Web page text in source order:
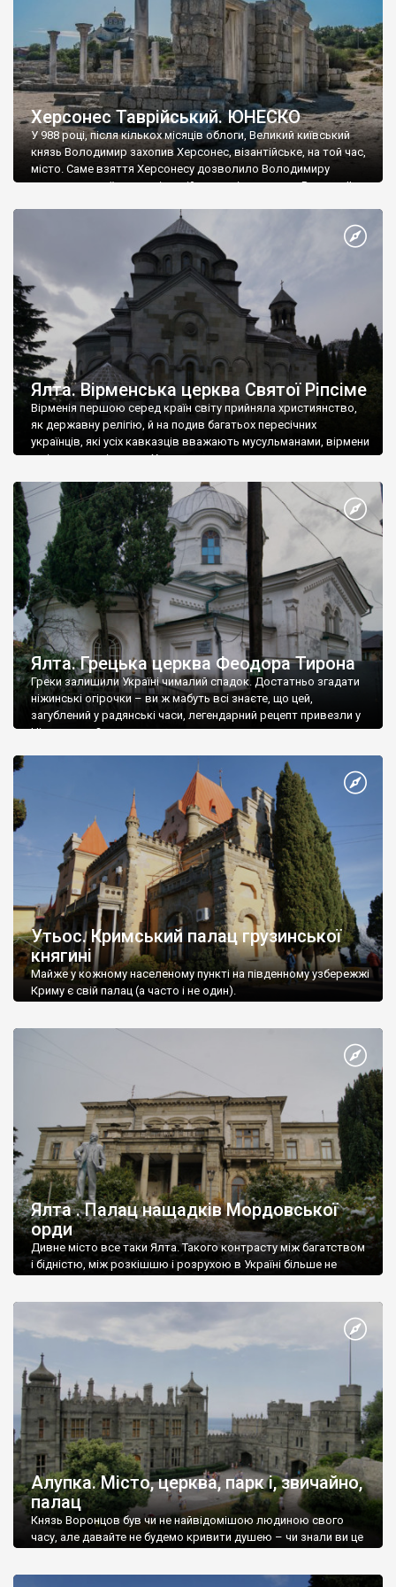
Херсонес Таврійський. ЮНЕСКО
У 988 році, після кількох місяців облоги, Великий київський
князь Володимир захопив Херсонес, візантійське, на той час,
місто. Саме взяття Херсонесу дозволило Володимиру
диктувати свої умови візантійському імператору Василю ІІ, та
Херсонесі Володимир-язичник, став Василем-християнином.
А потім було Хрещення Русі. На честь Херсонесу Таврійського
Ялта. Вірменська церква Святої Ріпсіме
Вірменія першою серед країн світу прийняла християнство,
як державну релігію, й на подив багатьох пересічних
українців, які усіх кавказців вважають мусульманами, вірмени
є відданими вірянами Христа
Ялта. Грецька церква Феодора Тирона
Греки залишили Україні чималий спадок. Достатньо згадати
ніжинські огірочки – ви ж мабуть всі знаєте, що цей,
загублений у радянські часи, легендарний рецепт привезли у
Ніжин греки?
Утьос. Кримський палац грузинської
княгині
Майже у кожному населеному пункті на південному узбережжі
Криму є свій палац (а часто і не один).
Ялта . Палац нащадків Мордовської
орди
Дивне місто все таки Ялта. Такого контрасту між багатством
і бідністю, між розкішшю і розрухою в Україні більше не
Алупка. Місто, церква, парк і, звичайно,
палац
Князь Воронцов був чи не найвідомішою людиною свого
часу, але давайте не будемо кривити душею – чи знали ви це